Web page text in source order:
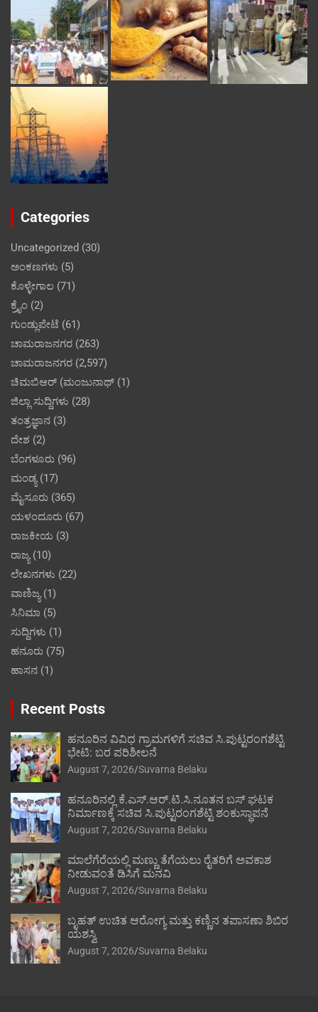
Categories
Uncategorized (30)
ಅಂಕಣಗಳು (5)
ಕೊಳ್ಳೇಗಾಲ (71)
ಕ್ರೈಂ (2)
ಗುಂಡ್ಲುಪೇಟೆ (61)
ಚಾಮರಾಜನಗರ (263)
ಚಾಮರಾಜನಗರ (2,597)
ಚಿಮಬಿಆರ್ (ಮಂಜುನಾಥ್ (1)
ಜಿಲ್ಲಾ ಸುದ್ದಿಗಳು (28)
ತಂತ್ರಜ್ಞಾನ (3)
ದೇಶ (2)
ಬೆಂಗಳೂರು (96)
ಮಂಡ್ಯ(17)
ಮೈಸೂರು (365)
ಯಳಂದೂರು (67)
ರಾಜಕೀಯ (3)
ರಾಜ್ಯ(10)
ಲೇಖನಗಳು (22)
ವಾಣಿಜ್ಯ(1)
ಸಿನಿಮಾ (5)
ಸುದ್ದಿಗಳು (1)
ಹನೂರು (75)
ಹಾಸನ (1)
Recent Posts
ಹನೂರಿನ ವಿವಿಧ ಗ್ರಾಮಗಳಿಗೆ ಸಚಿವ ಸಿ.ಪುಟ್ಟರಂಗಶೆಟ್ಟಿ
ಭೇಟಿ: ಬರ ಪರಿಶೀಲನೆ
August 7, 2026 Suvarna Belaku
ಹನೂರಿನಲ್ಲಿ ಕೆ.ಎಸ್.ಆರ್.ಟಿ.ಸಿ.ನೂತನ ಬಸ್ ಘಟಕ
ನಿರ್ಮಾಣಕ್ಕೆ ಸಚಿವ ಸಿ.ಪುಟ್ಟರಂಗಶೆಟ್ಟಿ ಶಂಕುಸ್ಥಾಪನೆ
August 7, 2026 Suvarna Belaku
ಮಾಲೆಗೆರೆಯಲ್ಲಿ ಮಣ್ಣು ತೆಗೆಯಲು ರೈತರಿಗೆ ಅವಕಾಶ
ನೀಡುವಂತೆ ಡಿಸಿಗೆ ಮನವಿ
August 7, 2026 Suvarna Belaku
ಬೃಹತ್ ಉಚಿತ ಆರೋಗ್ಯ ಮತ್ತು ಕಣ್ಣಿನ ತಪಾಸಣಾ ಶಿಬಿರ
ಯಶಸ್ವಿ
August 7, 2026 Suvarna Belaku